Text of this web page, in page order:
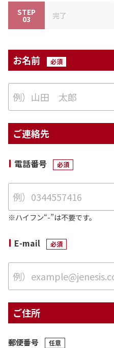
STEP
03 完了
お名前
ご連絡先
電話番号
※ハイフン“-”は不要です。
E-mail
ご住所
郵便番号